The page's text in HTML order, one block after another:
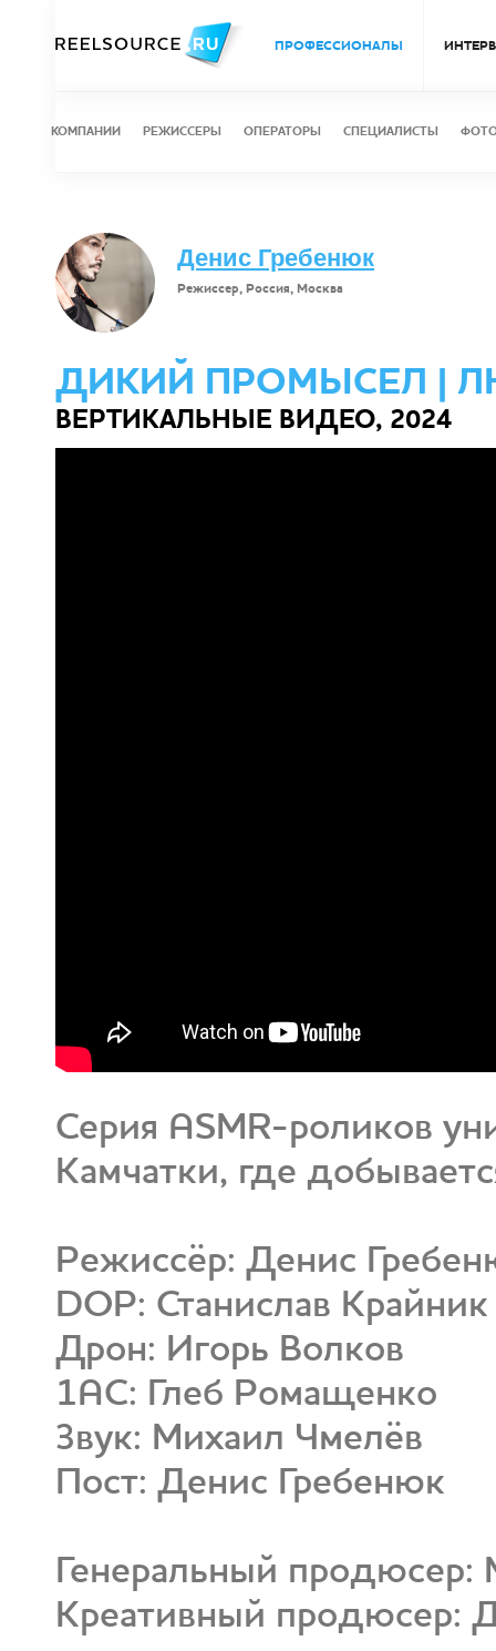
ПРОФЕССИОНАЛЫ
КОМПАНИИ РЕЖИССЕРЫ ОПЕРАТОРЫ СПЕЦИАЛИСТЫ
Денис Гребенюк
Режиссер, Россия, Москва
ДИКИЙ ПРОМЫСЕЛ |
ВЕРТИКАЛЬНЫЕ ВИДЕО, 2024
Серия ASMR-роликов
Камчатки, где
Режиссёр: Денис
DOP: Станислав Крайник
Дрон: Игорь Волков
1AC: Глеб Ромащенко
Звук: Михаил Чмелёв
Пост: Денис Гребенюк
Генеральный продюсер:
Креативный продюсер: